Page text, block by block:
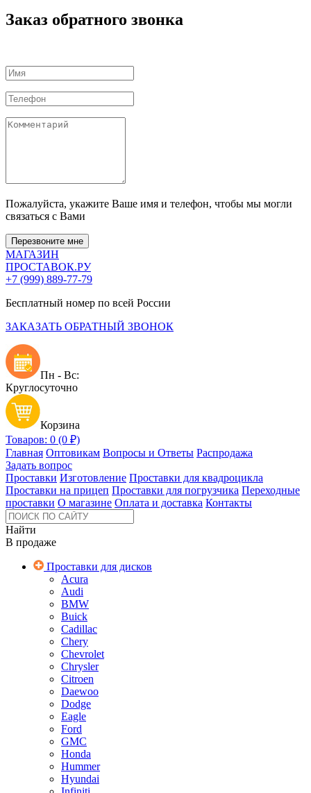
Заказ обратного звонка
Пожалуйста, укажите Ваше имя и телефон, чтобы мы могли
связаться с Вами
Перезвоните мне
МАГАЗИН
ПРОСТАВОК.РУ
+7 (999) 889-77-79
Бесплатный номер по всей России
ЗАКАЗАТЬ ОБРАТНЫЙ ЗВОНОК
Пн - Вс:
Круглосуточно
Корзина
Товаров: 0 (0 ₽)
Главная Оптовикам Вопросы и Ответы Распродажа
Задать вопрос
Проставки Изготовление Проставки для квадроцикла
Проставки на прицеп Проставки для погрузчика Переходные
проставки О магазине Оплата и доставка Контакты
Найти
В продаже
Проставки для дисков
Acura
Audi
BMW
Buick
Cadillac
Chery
Chevrolet
Chrysler
Citroen
Daewoo
Dodge
Eagle
Ford
GMC
Honda
Hummer
Hyundai